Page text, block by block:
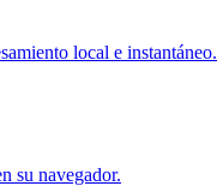
local e instantáneo.
su navegador.